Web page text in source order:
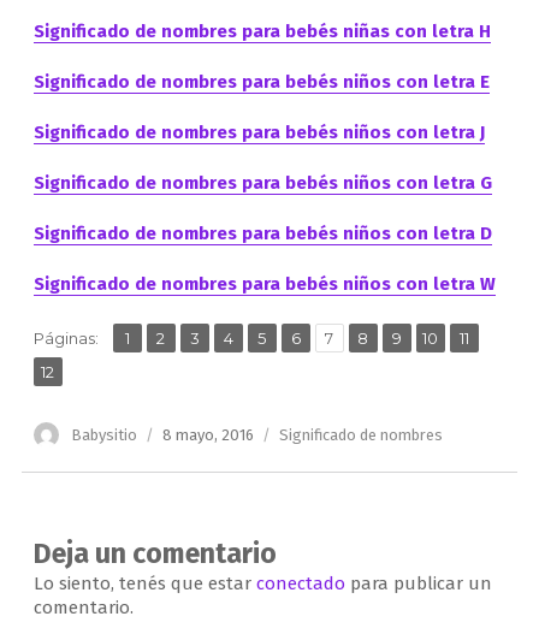
Significado de nombres para bebés niñas con letra H
Significado de nombres para bebés niños con letra E
Significado de nombres para bebés niños con letra J
Significado de nombres para bebés niños con letra G
Significado de nombres para bebés niños con letra D
Significado de nombres para bebés niños con letra W
Páginas: Página
1 ,
Página
2 ,Página
3 ,
Página
4 ,Página
5 ,Página
6 ,
Página
7 ,
Página
8 ,
Página
9 ,
Página
10 ,
Página
11
Página
12
Autor
Babysitio
Publicado
8 mayo, 2016 Categorías
Significado de nombres
Deja un comentario
Lo siento, tenés que estar conectado para publicar un
comentario.